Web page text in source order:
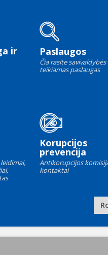
ir Paslaugos
Čia rasite savivaldybės
teikiamas paslaugas
Korupcijos
prevencija
Antikorupcijos
kontaktai